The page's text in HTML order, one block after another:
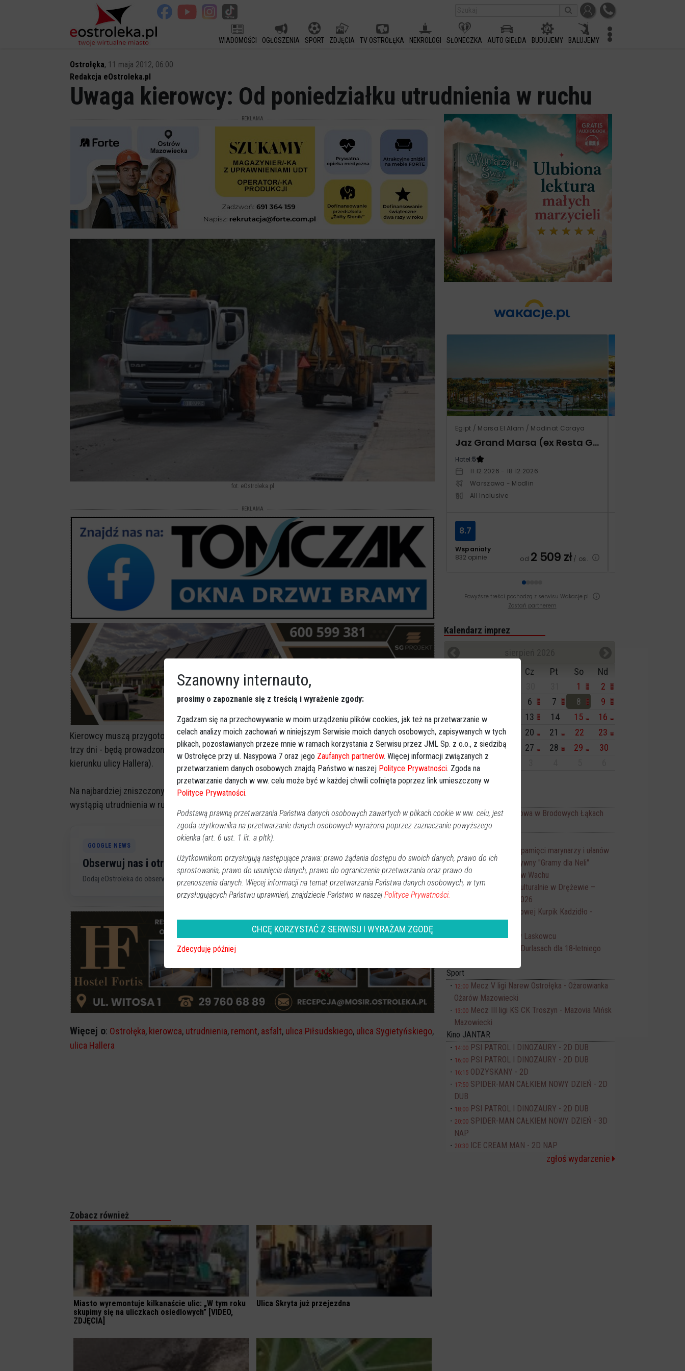
WIADOMOŚCI OGŁOSZENIA SPORT ZDJĘCIA TV OSTROŁĘKA NEKROLOGI SŁONECZKA AUTO GIEŁDA BUDUJEMY BALUJEMY
Ostrołęka, 11 maja 2012, 06:00
Redakcja eOstroleka.pl
Uwaga kierowcy: Od poniedziałku utrudnienia w ruchu
REKLAMA
fot. eOstroleka.pl
REKLAMA
Kierowcy muszą przygotować się na kilkudniowe utrudnienia. Od najbliższego poniedziałku - przez
trzy dni - będą prowadzone prace remontowe na ulicy Piłsudskiego (od ulicy Sygietyńskiego w
kierunku ulicy Hallera).
Na najbardziej zniszczonym odcinku położona zostanie nakładka asfaltowa. Podczas remontu
wystąpią utrudnienia w ruchu, który będzie kierowany ręcznie.
GOOGLE NEWS
Obserwuj nas i otrzymuj nowe wiadomości
Dodaj eOstroleka do obserwowanych źródeł w Google News.
Obserwuj w Google News
Więcej o: Ostrołęka, kierowca, utrudnienia, remont, asfalt, ulica Piłsudskiego, ulica Sygietyńskiego,
ulica Hallera
Zobacz również
Miasto wyremontuje kilkanaście ulic: „W tym roku
skupimy się na uliczkach osiedlowych” [VIDEO,
ZDJĘCIA]
Ulica Skryta już przejezdna
Egipt / Marsa El Alam / Madinat Coraya
Jaz Grand Marsa (ex Resta Grand Resort)
Hotel:5
11.12.2026 - 18.12.2026
Warszawa - Modlin
All Inclusive
Wspaniały
832 opinie
8.7
od 2 509 zł/ os.
Powyższe treści pochodzą z serwisu Wakacje.pl
Zostań partnerem
Kalendarz imprez
Cz Pt So
Nd
1
2
6 7 8
9
10
11 13 14 15
16
17
18 19 20 21 22
23
24
25 26 27 28 29
30
31
Dzisiaj:
20:00 Zabawa odpustowa w Brodowych Łąkach
Wydarzenia
Rajd rowerowy pamięci marynarzy i ułanów
12:00 Turniej charytatywny "Gramy dla Neli"
14:00 Piknik rodzinny w Wachu
15:00 Piknik Wiejski Kulturalnie w Drężewie –
Kurpiowskie Smaki 2026
Mecz ligi okręgowej Kurpik Kadzidło -
15:00 Piknik sołecki w Laskowcu
Potańcówka w Durlasach dla 18-letniego
Sport
12:00 Mecz V ligi Narew Ostrołęka - Ożarowianka
Ożarów Mazowiecki
13:00 Mecz III ligi KS CK Troszyn - Mazovia Mińsk
Mazowiecki
Kino JANTAR
14:00 PSI PATROL I DINOZAURY - 2D DUB
16:00 PSI PATROL I DINOZAURY - 2D DUB
16:15 ODZYSKANY - 2D
17:50 SPIDER-MAN CAŁKIEM NOWY DZIEŃ - 2D
DUB
18:00 PSI PATROL I DINOZAURY - 2D DUB
20:00 SPIDER-MAN CAŁKIEM NOWY DZIEŃ - 3D
NAP
20:30 ICE CREAM MAN - 2D NAP
zgłoś wydarzenie
Szanowny internauto,
prosimy o zapoznanie się z treścią i wyrażenie zgody:
Zgadzam się na przechowywanie w moim urządzeniu plików cookies, jak też na przetwarzanie w
celach analizy moich zachowań w niniejszym Serwisie moich danych osobowych, zapisywanych w tych
plikach, pozostawianych przeze mnie w ramach korzystania z Serwisu przez JML Sp. z o.o., z siedzibą
w Ostrołęce przy ul. Nasypowa 7 oraz jego Zaufanych partnerów. Więcej informacji związanych z
przetwarzaniem danych osobowych znajdą Państwo w naszej Polityce Prywatności. Zgoda na
przetwarzanie danych w ww. celu może być w każdej chwili cofnięta poprzez link umieszczony w
Polityce Prywatności.
Podstawą prawną przetwarzania Państwa danych osobowych zawartych w plikach cookie w ww. celu, jest
zgoda użytkownika na przetwarzanie danych osobowych wyrażona poprzez zaznaczanie powyższego
okienka (art. 6 ust. 1 lit. a pltk).
Użytkownikom przysługują następujące prawa: prawo żądania dostępu do swoich danych, prawo do ich
sprostowania, prawo do usunięcia danych, prawo do ograniczenia przetwarzania oraz prawo do
przenoszenia danych. Więcej informacji na temat przetwarzania Państwa danych osobowych, w tym
przysługujących Państwu uprawnień, znajdziecie Państwo w naszej Polityce Prywatności.
CHCĘ KORZYSTAĆ Z SERWISU I WYRAŻAM ZGODĘ
Zdecyduję później